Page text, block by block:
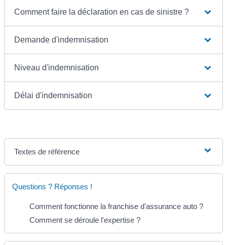
Comment faire la déclaration en cas de sinistre ?
Demande d'indemnisation
Niveau d'indemnisation
Délai d'indemnisation
Textes de référence
Questions ? Réponses !
Comment fonctionne la franchise d'assurance auto ?
Comment se déroule l'expertise ?